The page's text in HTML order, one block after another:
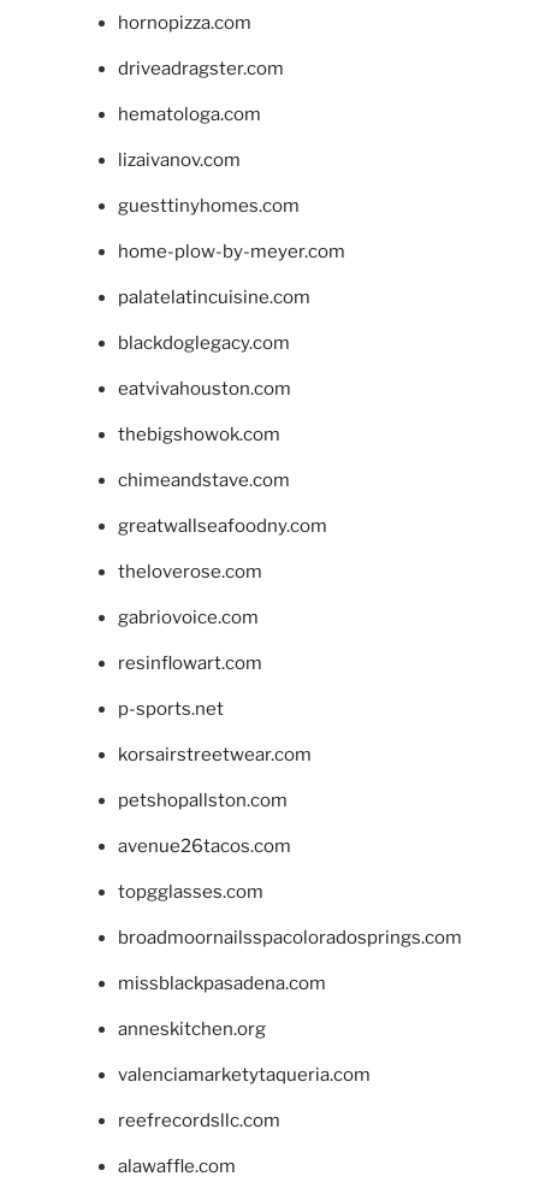
hornopizza.com
driveadragster.com
hematologa.com
lizaivanov.com
guesttinyhomes.com
home-plow-by-meyer.com
palatelatincuisine.com
blackdoglegacy.com
eatvivahouston.com
thebigshowok.com
chimeandstave.com
greatwallseafoodny.com
theloverose.com
gabriovoice.com
resinflowart.com
p-sports.net
korsairstreetwear.com
petshopallston.com
avenue26tacos.com
topgglasses.com
broadmoornailsspacoloradosprings.com
missblackpasadena.com
anneskitchen.org
valenciamarketytaqueria.com
reefrecordsllc.com
alawaffle.com